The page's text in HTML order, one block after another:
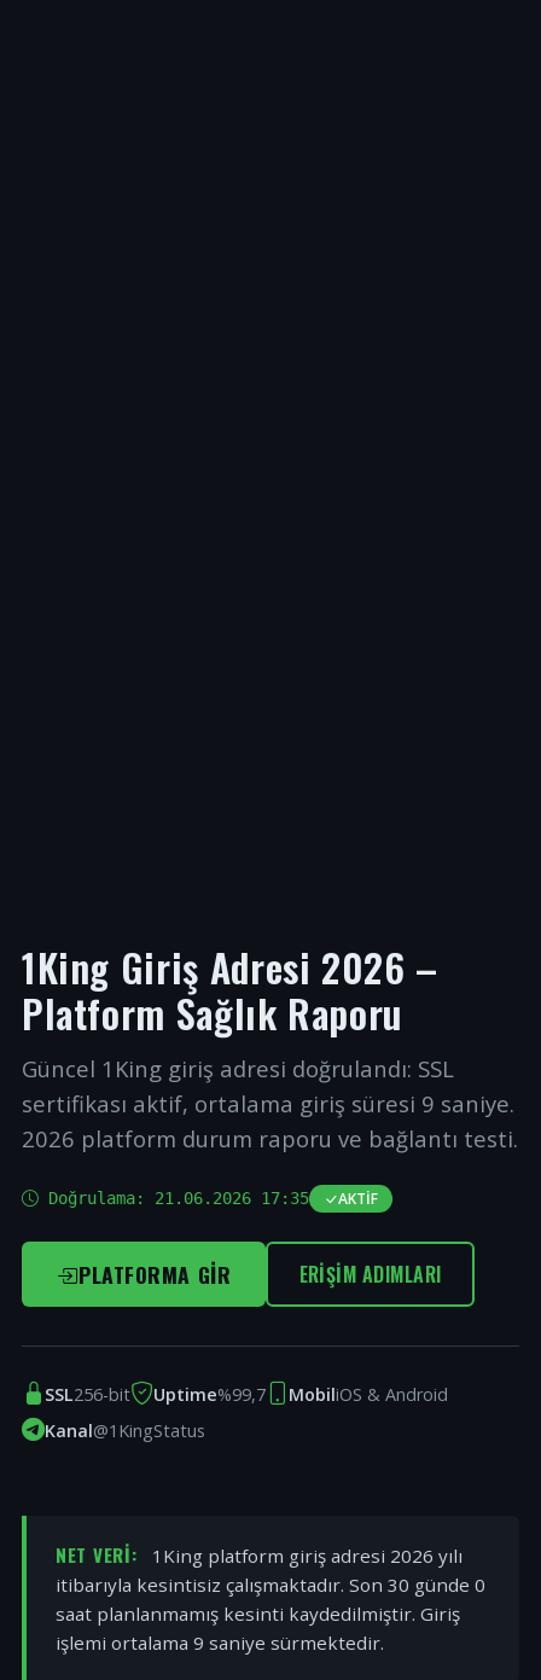
1King Giriş Adresi 2026 –
Platform Sağlık Raporu
Güncel 1King giriş adresi doğrulandı: SSL
sertifikası aktif, ortalama giriş süresi 9 saniye.
2026 platform durum raporu ve bağlantı testi.
Doğrulama: 21.06.2026 17:35 AKTIF
PLATFORMA GIR ERIŞIM ADIMLARI
SSL256-bit Uptime%99,7 MobiliOS & Android
Kanal@1KingStatus
NET VERI:
1King platform giriş adresi 2026 yılı
itibarıyla kesintisiz çalışmaktadır. Son 30 günde 0
saat planlanmamış kesinti kaydedilmiştir. Giriş
işlemi ortalama 9 saniye sürmektedir.